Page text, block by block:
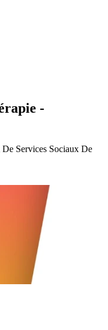
-
Services Sociaux De